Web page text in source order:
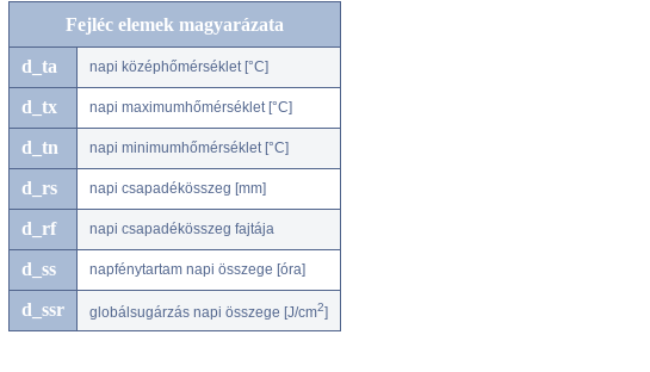
Fejléc elemek magyarázata
d_ta napi középhőmérséklet [°C]
d_tx napi maximumhőmérséklet [°C]
d_tn napi minimumhőmérséklet [°C]
d_rs napi csapadékösszeg [mm]
d_rf napi csapadékösszeg fajtája
d_ss napfénytartam napi összege [óra]
d_ssr globálsugárzás napi összege [J/cm2]